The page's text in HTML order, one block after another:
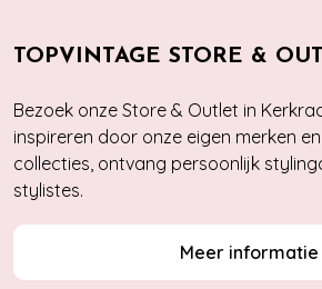
TOPVINTAGE STORE &
Bezoek onze Store & Outlet in
inspireren door onze eigen merken
collecties, ontvang persoonlijk
stylistes.
Meer informatie